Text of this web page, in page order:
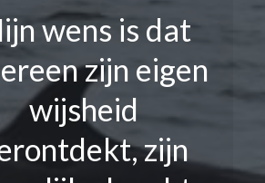
wens is dat
zijn eigen
wijsheid
zijn